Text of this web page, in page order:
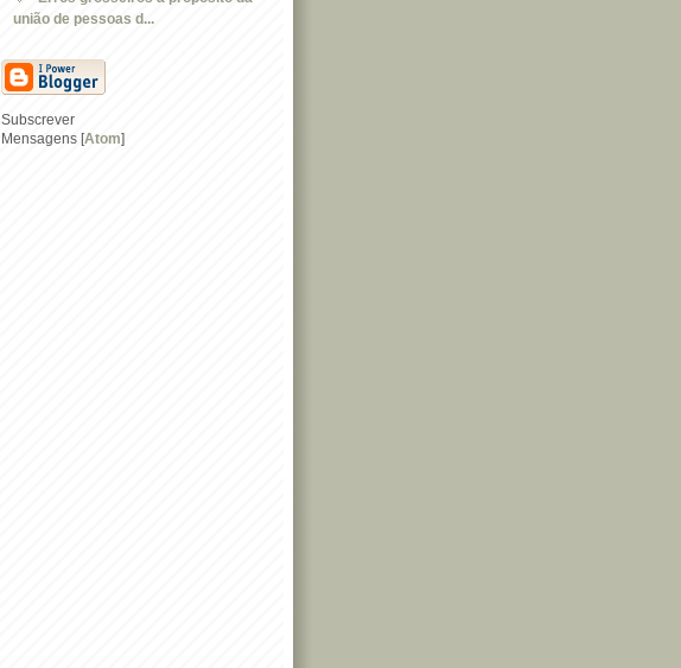
união de pessoas d...
Subscrever
Mensagens [Atom]